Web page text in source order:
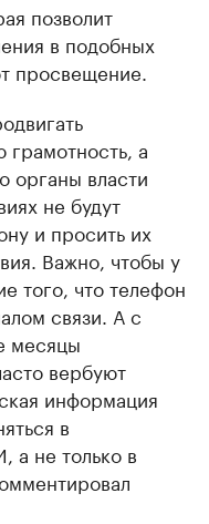
позволит
в подобных
просвещение.
а
органы власти
не будут
и просить их
Важно, чтобы у
того, что телефон
связи. А с
месяцы
вербуют
информация
в
а не только в